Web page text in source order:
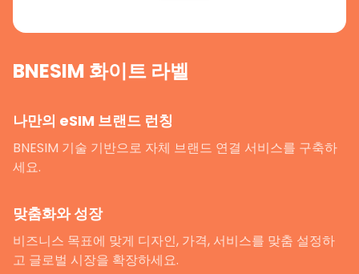
BNESIM 화이트 라벨
나만의 eSIM 브랜드 런칭
BNESIM 기술 기반으로 자체 브랜드 연결 서비스를 구축하
세요.
맞춤화와 성장
비즈니스 목표에 맞게 디자인, 가격, 서비스를 맞춤 설정하
고 글로벌 시장을 확장하세요.